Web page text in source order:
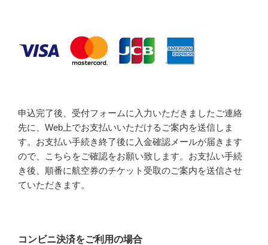
申込完了後、受付フォームに入力いただきましたご連絡
先に、Web上でお支払いいただけるご案内を送信しま
す。お支払い手続き終了後に入金確認メールが届きます
ので、こちらをご確認をお願い致します。お支払い手続
き後、順番に航空券のチケット受取のご案内を送信させ
ていただきます。
コンビニ決済をご利用の場合